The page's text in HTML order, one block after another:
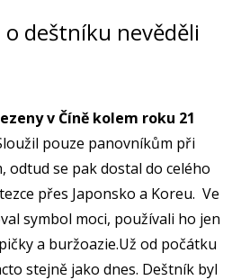
o deštníku nevěděli
v Číně kolem roku 21
pouze panovníkům při
odtud se pak dostal do celého
přes Japonsko a Koreu. Ve
symbol moci, používali ho jen
a buržoazie.Už od počátku
stejně jako dnes. Deštník byl